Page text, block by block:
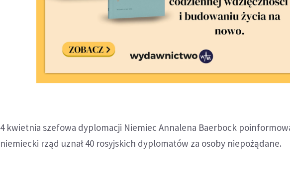
4 kwietnia szefowa dyplomacji Niemiec Annalena Baerbock
niemiecki rząd uznał 40 rosyjskich dyplomatów za osoby niepożądane.